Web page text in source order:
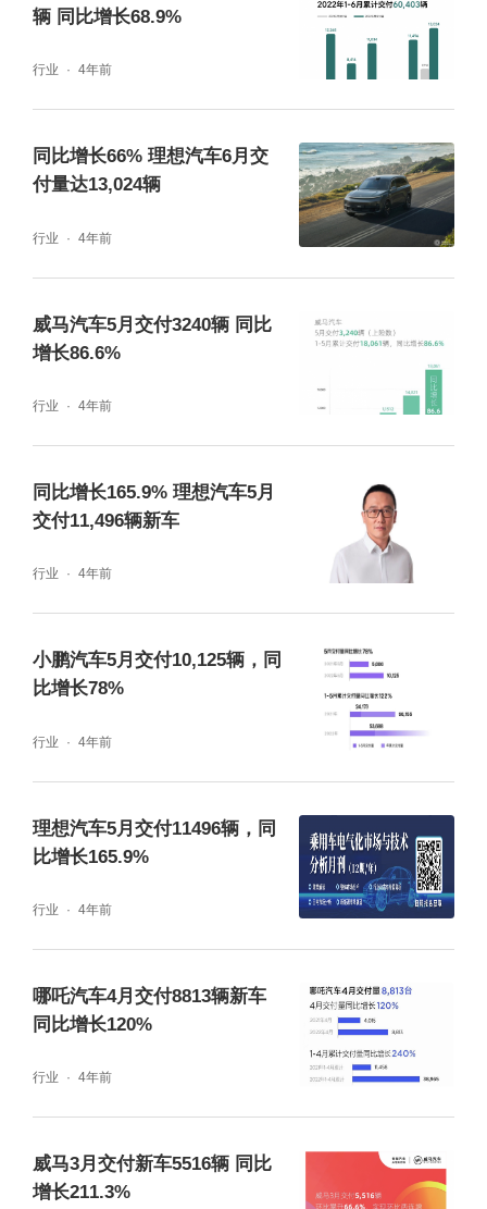
辆 同比增长68.9%
行业 4年前
同比增长66% 理想汽车6月交
付量达13,024辆
行业 4年前
威马汽车5月交付3240辆 同比
增长86.6%
行业 4年前
同比增长165.9% 理想汽车5月
交付11,496辆新车
行业 4年前
小鹏汽车5月交付10,125辆，同
比增长78%
行业 4年前
理想汽车5月交付11496辆，同
比增长165.9%
行业 4年前
哪吒汽车4月交付8813辆新车
同比增长120%
行业 4年前
威马3月交付新车5516辆 同比
增长211.3%